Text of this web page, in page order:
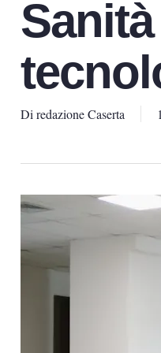
Di redazione Caserta